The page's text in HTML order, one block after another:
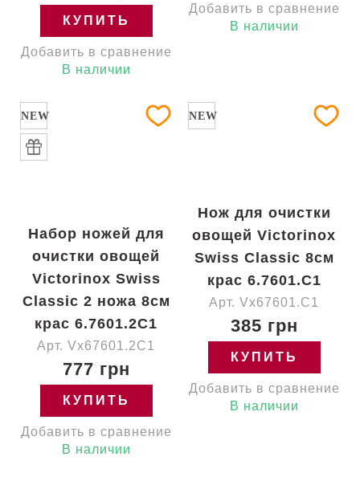
КУПИТЬ
Добавить в сравнение
В наличии
Добавить в сравнение
В наличии
NEW
Набор ножей для
очистки овощей
Victorinox Swiss
Classic 2 ножа 8см
крас 6.7601.2C1
Арт. Vx67601.2C1
777 грн
КУПИТЬ
Добавить в сравнение
В наличии
NEW
Нож для очистки
овощей Victorinox
Swiss Classic 8см
крас 6.7601.C1
Арт. Vx67601.C1
385 грн
КУПИТЬ
Добавить в сравнение
В наличии